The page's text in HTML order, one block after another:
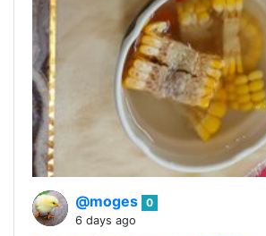
@moges 0
6 days ago